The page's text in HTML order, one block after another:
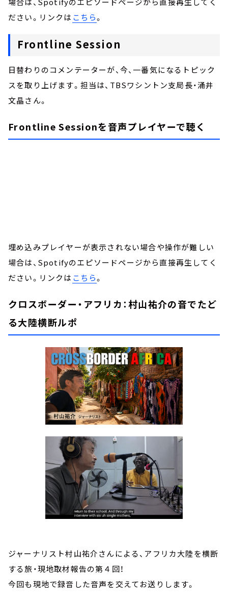
ださい。リンクは こちら。
Frontline Session
日替わりのコメンテーターが、今、一番気になるトピック
スを取り上げます。担当は、TBSワシントン支局長・涌井
文晶さん。
Frontline Sessionを音声プレイヤーで聴く
埋め込みプレイヤーが表示されない場合や操作が難しい
場合は、Spotifyのエピソードページから直接再生してく
ださい。リンクは こちら。
クロスボーダー・アフリカ：村山祐介の音でたど
る大陸横断ルポ
ジャーナリスト村山祐介さんによる、アフリカ大陸を横断
する旅・現地取材報告の第４回！
今回も現地で録音した音声を交えてお送りします。